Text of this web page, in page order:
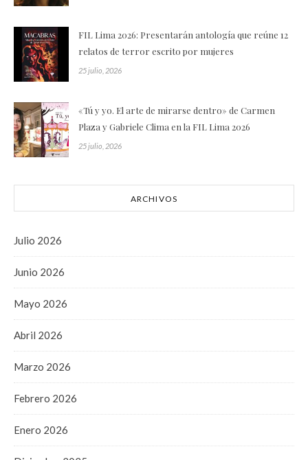
FIL Lima 2026: Presentarán antología que reúne 12
relatos de terror escrito por mujeres
25 julio, 2026
«Tú y yo. El arte de mirarse dentro» de Carmen
Plaza y Gabriele Clima en la FIL Lima 2026
25 julio, 2026
ARCHIVOS
Julio 2026
Junio 2026
Mayo 2026
Abril 2026
Marzo 2026
Febrero 2026
Enero 2026